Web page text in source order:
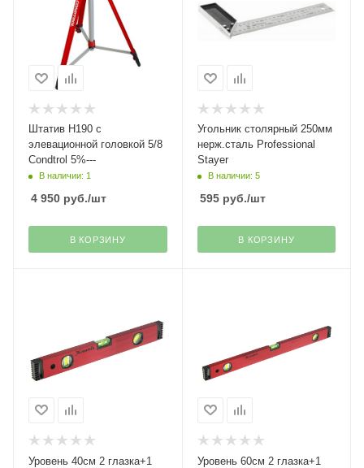
Штатив H190 с
элевационной головкой 5/8
Condtrol 5%---
В наличии: 1
4 950 руб./шт
В КОРЗИНУ
Угольник столярный 250мм
нерж.сталь Professional
Stayer
В наличии: 5
595руб./шт
В КОРЗИНУ
Уровень 40см 2 глазка+1
Уровень 60см 2 глазка+1